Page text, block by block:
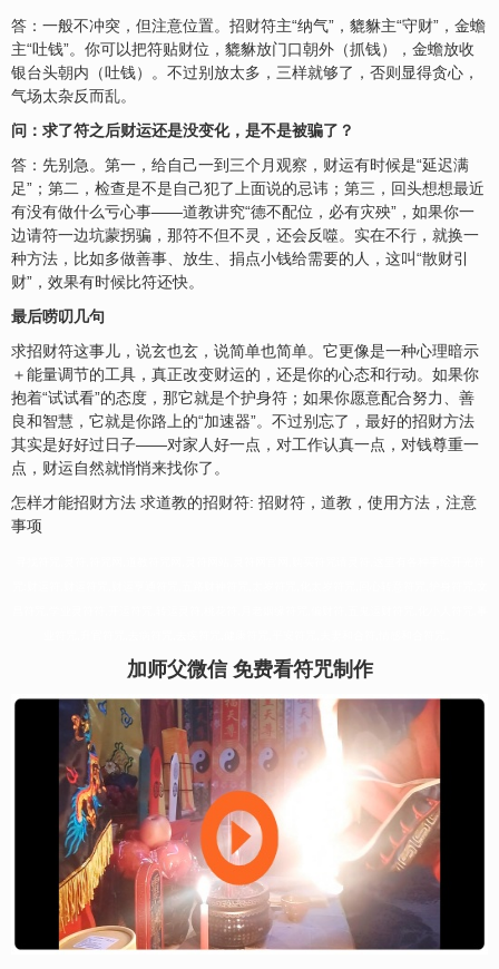
答：一般不冲突，但注意位置。招财符主“纳气”，貔貅主“守财”，金蟾
主“吐钱”。你可以把符贴财位，貔貅放门口朝外（抓钱），金蟾放收
银台头朝内（吐钱）。不过别放太多，三样就够了，否则显得贪心，
气场太杂反而乱。
问：求了符之后财运还是没变化，是不是被骗了？
答：先别急。第一，给自己一到三个月观察，财运有时候是“延迟满
足”；第二，检查是不是自己犯了上面说的忌讳；第三，回头想想最近
有没有做什么亏心事——道教讲究“德不配位，必有灾殃”，如果你一
边请符一边坑蒙拐骗，那符不但不灵，还会反噬。实在不行，就换一
种方法，比如多做善事、放生、捐点小钱给需要的人，这叫“散财引
财”，效果有时候比符还快。
最后唠叨几句
求招财符这事儿，说玄也玄，说简单也简单。它更像是一种心理暗示
＋能量调节的工具，真正改变财运的，还是你的心态和行动。如果你
抱着“试试看”的态度，那它就是个护身符；如果你愿意配合努力、善
良和智慧，它就是你路上的“加速器”。不过别忘了，最好的招财方法
其实是好好过日子——对家人好一点，对工作认真一点，对钱尊重一
点，财运自然就悄悄来找你了。
怎样才能招财方法 求道教的招财符: 招财符，道教，使用方法，注意
事项
加师父微信 免费看符咒制作